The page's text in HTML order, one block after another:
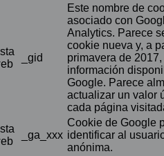
_gid
Este nombre de
asociado con
Analytics. Parece
cookie nueva y, a
primavera de
información
Google. Parece
actualizar un valor
cada página
_ga_xxx
Cookie de Google
identificar al
anónima.